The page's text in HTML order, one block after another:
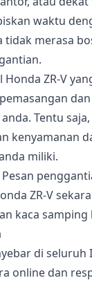
waktu
tidak merasa
Honda ZR-V
Tentu
kenyamanan
miliki.
ZR-V
kaca
di seluruh
online dan